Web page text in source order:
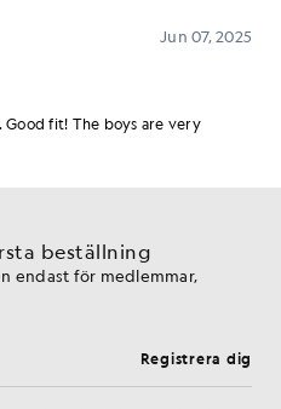
beställning
endast för medlemmar,
Registrera dig